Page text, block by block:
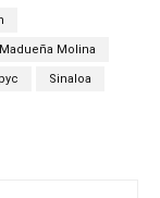
Molina
Sinaloa